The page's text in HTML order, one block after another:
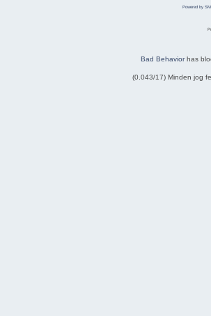
Powered by
Bad Behaviorhas
(0.043/17) Minden jog